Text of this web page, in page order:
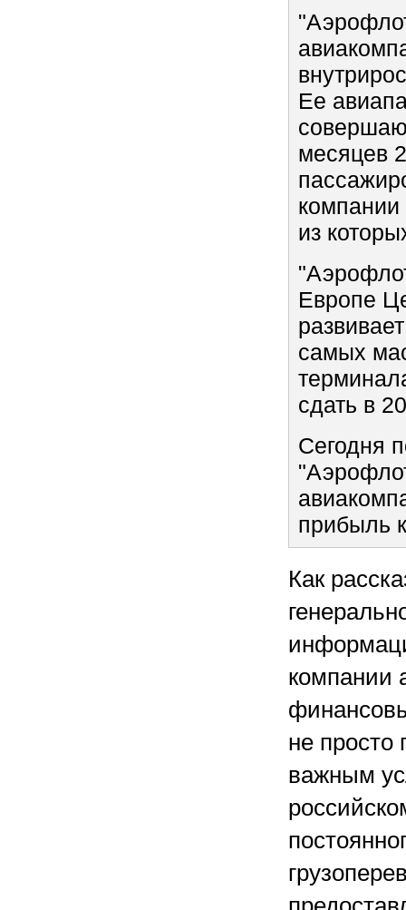
Ее
месяцев
компании
из
Европе
самых
сдать в
Сегодня
прибыль
Как
компании
не просто
важным